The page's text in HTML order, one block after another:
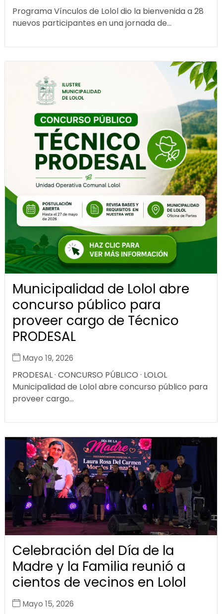
Programa Vínculos de Lolol dio la bienvenida a 28
nuevos participantes en una jornada de...
Municipalidad de Lolol abre
concurso público para
proveer cargo de Técnico
PRODESAL
Mayo 19, 2026
PRODESAL · CONCURSO PÚBLICO · LOLOL
Municipalidad de Lolol abre concurso público para
proveer cargo...
Celebración del Día de la
Madre y la Familia reunió a
cientos de vecinos en Lolol
Mayo 15, 2026